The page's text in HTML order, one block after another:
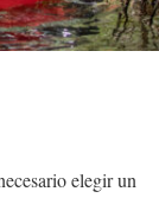
elegir un